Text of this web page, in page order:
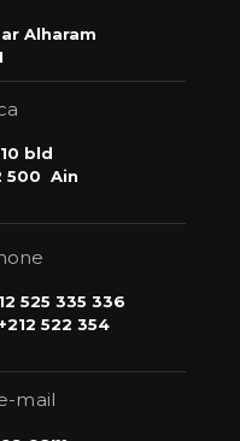
Alharam
bld
500 Ain
525 335 336
522 354
mail